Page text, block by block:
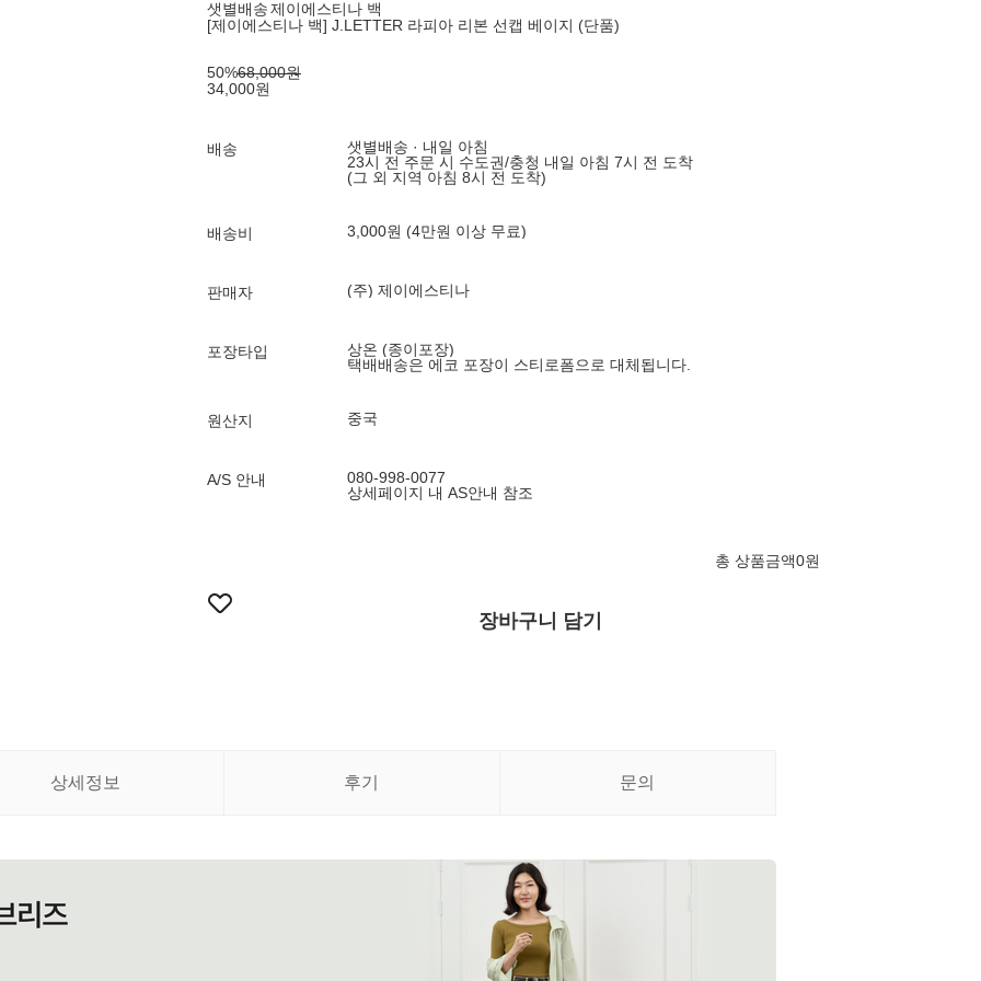
샛별배송제이에스티나 백
[제이에스티나 백] J.LETTER 라피아 리본 선캡 베이지 (단품)
50%68,000원
34,000원
배송
샛별배송 · 내일 아침
23시 전 주문 시 수도권/충청 내일 아침 7시 전 도착
(그 외 지역 아침 8시 전 도착)
배송비 3,000원 (4만원 이상 무료)
판매자 (주) 제이에스티나
포장타입
상온 (종이포장)
택배배송은 에코 포장이 스티로폼으로 대체됩니다.
원산지 중국
A/S 안내
080-998-0077
상세페이지 내 AS안내 참조
총 상품금액0원
장바구니 담기
상세정보 후기 문의